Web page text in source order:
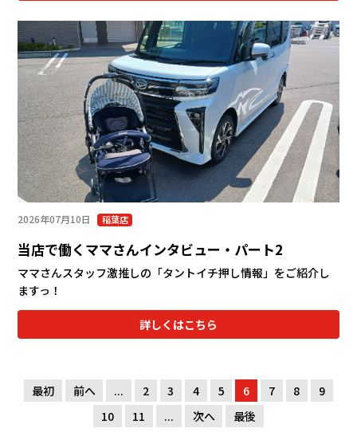
2026年07月10日 稲葉店
当店で働くママさんインタビュー・パート2
ママさんスタッフ激推しの「タントイチ押し情報」をご紹介し
ますっ！
詳しくはこちら
最初 前へ ... 2 3 4 5 6 7 8
9
10
11 ... 次へ 最後